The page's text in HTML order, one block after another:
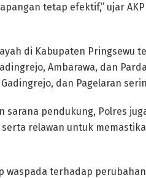
tetap efektif,” ujar
di Kabupaten Pringsewu
Ambarawa, dan
dan Pagelaran
sarana pendukung, Polres
serta relawan untuk
waspada terhadap